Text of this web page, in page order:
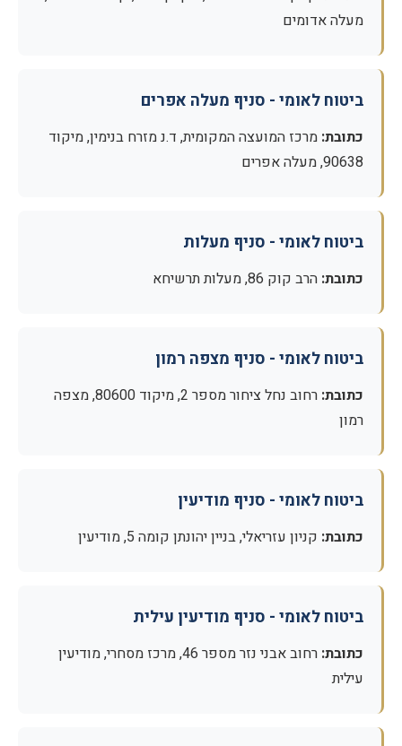
מעלה אדומים
ביטוח לאומי - סניף מעלה אפרים
כתובת: מרכז המועצה המקומית, ד.נ מזרח בנימין, מיקוד
90638, מעלה אפרים
ביטוח לאומי - סניף מעלות
כתובת: הרב קוק 86, מעלות תרשיחא
ביטוח לאומי - סניף מצפה רמון
כתובת:
רחוב נחל ציחור מספר 2, מיקוד 80600, מצפה
רמון
ביטוח לאומי - סניף מודיעין
כתובת: קניון עזריאלי, בניין יהונתן קומה 5, מודיעין
ביטוח לאומי - סניף מודיעין עילית
כתובת:
רחוב אבני נזר מספר 46, מרכז מסחרי, מודיעין
עילית